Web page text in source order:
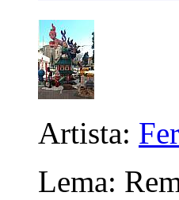
Artista:
Lema: